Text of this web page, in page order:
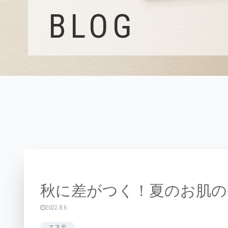
BLOG
秋に差がつく！夏のお肌
2022.8.6